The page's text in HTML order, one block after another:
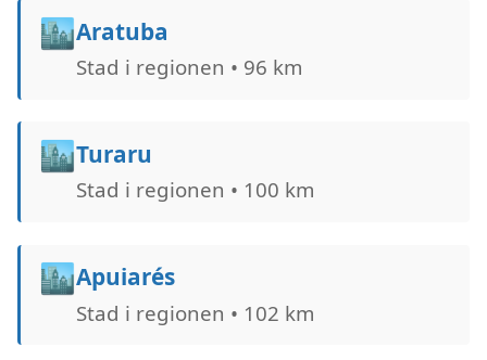
🏙️Aratuba
Stad i regionen • 96 km
🏙️Turaru
Stad i regionen • 100 km
🏙️Apuiarés
Stad i regionen • 102 km